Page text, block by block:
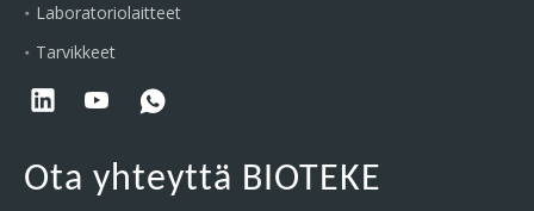
Laboratoriolaitteet
Tarvikkeet
Ota yhteyttä BIOTEKE